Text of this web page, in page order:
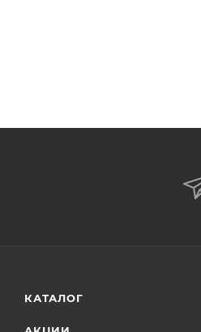
КАТАЛОГ